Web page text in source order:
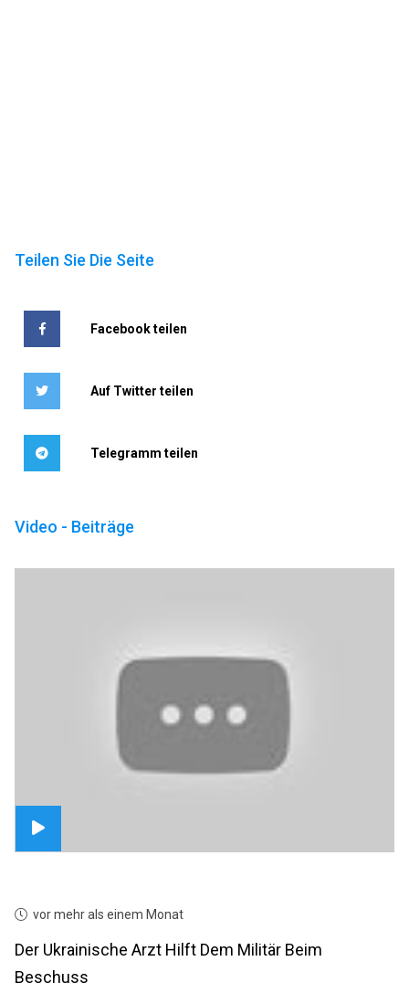
Teilen Sie Die Seite
Facebook teilen
Auf Twitter teilen
Telegramm teilen
Video - Beiträge
vor mehr als einem Monat
Der Ukrainische Arzt Hilft Dem Militär Beim
Beschuss